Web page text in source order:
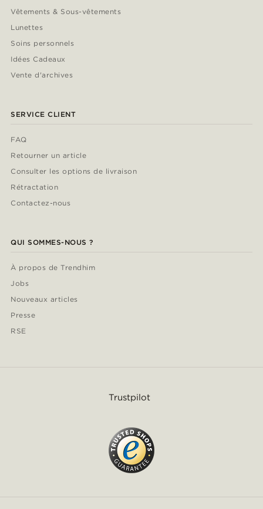
Vêtements & Sous-vêtements
Lunettes
Soins personnels
Idées Cadeaux
Vente d'archives
SERVICE CLIENT
FAQ
Retourner un article
Consulter les options de livraison
Rétractation
Contactez-nous
QUI SOMMES-NOUS ?
À propos de Trendhim
Jobs
Nouveaux articles
Presse
RSE
Trustpilot